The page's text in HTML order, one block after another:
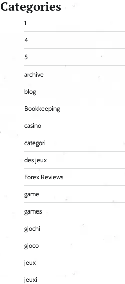
Categories
1
4
5
archive
blog
Bookkeeping
casino
categori
des jeux
Forex Reviews
game
games
giochi
gioco
jeux
jeuxi